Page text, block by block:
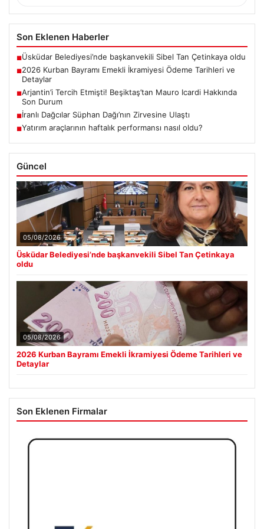
Son Eklenen Haberler
■Üsküdar Belediyesi’nde başkanvekili Sibel Tan Çetinkaya oldu
■2026 Kurban Bayramı Emekli İkramiyesi Ödeme Tarihleri ve
Detaylar
■Arjantin’i Tercih Etmişti! Beşiktaş’tan Mauro Icardi Hakkında
Son Durum
■İranlı Dağcılar Süphan Dağı’nın Zirvesine Ulaştı
■Yatırım araçlarının haftalık performansı nasıl oldu?
Güncel
05/08/2026
Üsküdar Belediyesi’nde başkanvekili Sibel Tan Çetinkaya
oldu
05/08/2026
2026 Kurban Bayramı Emekli İkramiyesi Ödeme Tarihleri ve
Detaylar
Son Eklenen Firmalar